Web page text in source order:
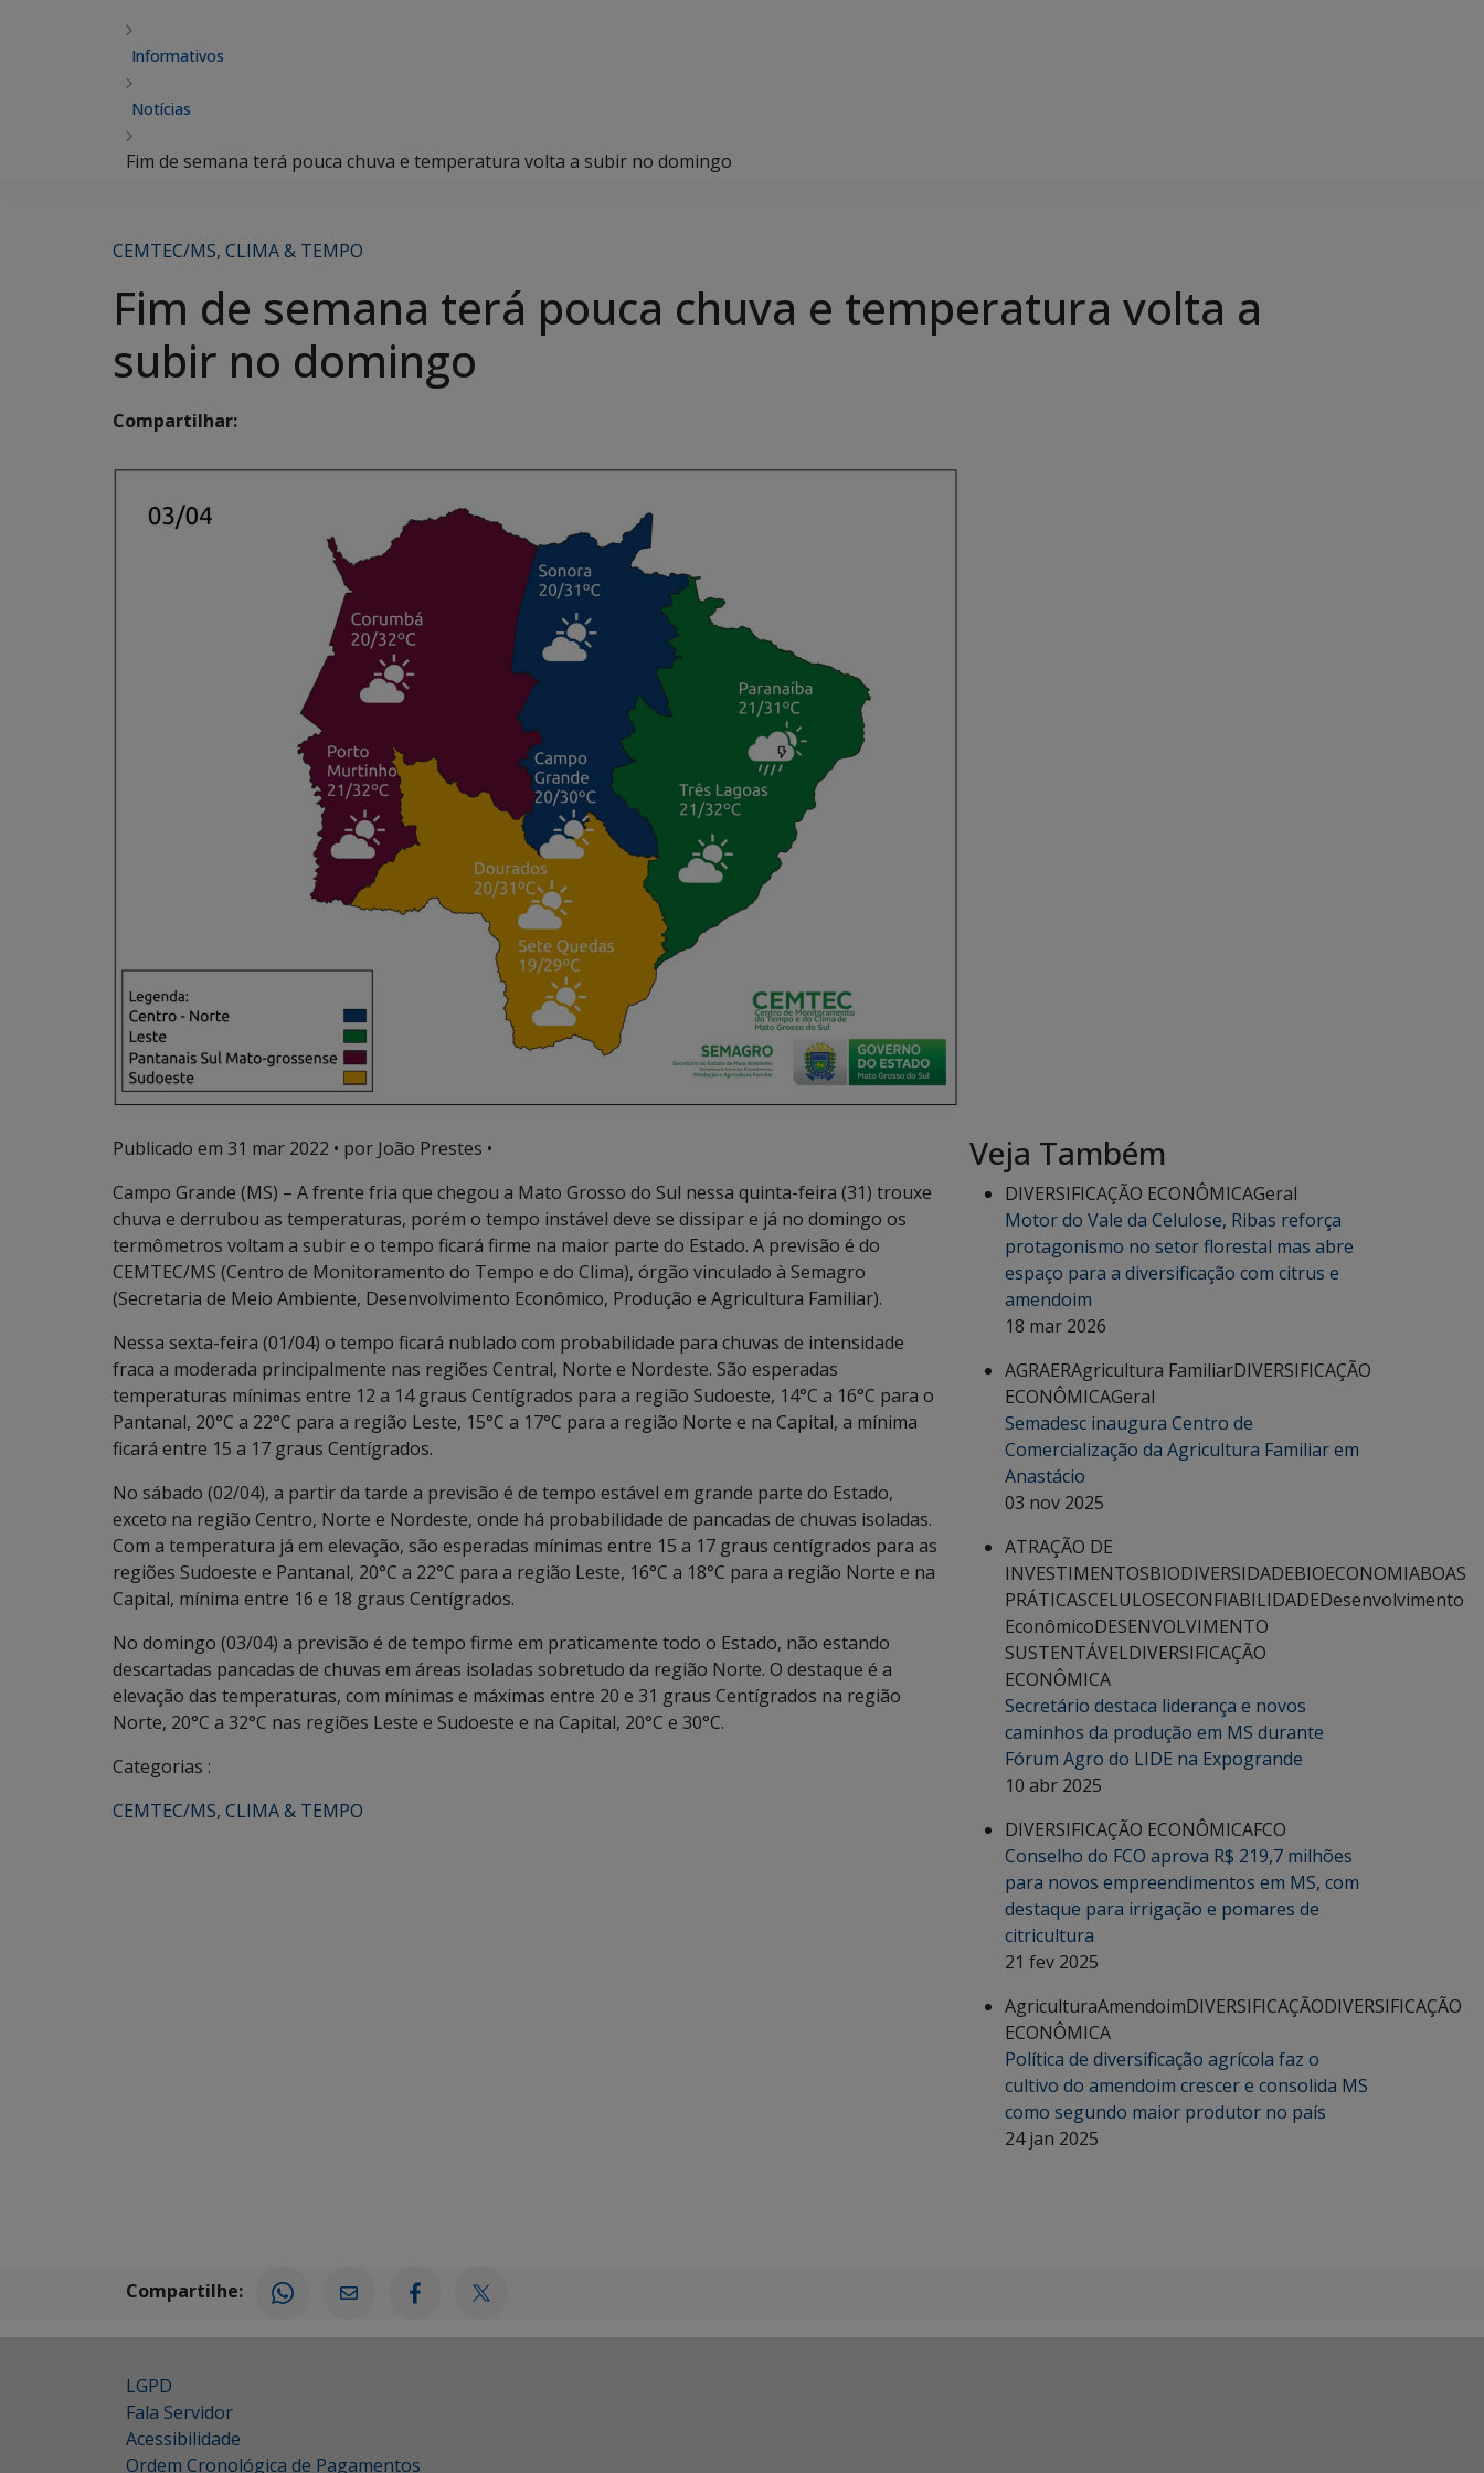
Informativos
Notícias
Fim de semana terá pouca chuva e temperatura volta a subir no domingo
CEMTEC/MS, CLIMA & TEMPO
Fim de semana terá pouca chuva e temperatura volta a
subir no domingo
Compartilhar:
Publicado em 31 mar 2022 • por João Prestes •
Campo Grande (MS) – A frente fria que chegou a Mato Grosso do Sul nessa quinta-feira (31) trouxe
chuva e derrubou as temperaturas, porém o tempo instável deve se dissipar e já no domingo os
termômetros voltam a subir e o tempo ficará firme na maior parte do Estado. A previsão é do
CEMTEC/MS (Centro de Monitoramento do Tempo e do Clima), órgão vinculado à Semagro
(Secretaria de Meio Ambiente, Desenvolvimento Econômico, Produção e Agricultura Familiar).
Nessa sexta-feira (01/04) o tempo ficará nublado com probabilidade para chuvas de intensidade
fraca a moderada principalmente nas regiões Central, Norte e Nordeste. São esperadas
temperaturas mínimas entre 12 a 14 graus Centígrados para a região Sudoeste, 14°C a 16°C para o
Pantanal, 20°C a 22°C para a região Leste, 15°C a 17°C para a região Norte e na Capital, a mínima
ficará entre 15 a 17 graus Centígrados.
No sábado (02/04), a partir da tarde a previsão é de tempo estável em grande parte do Estado,
exceto na região Centro, Norte e Nordeste, onde há probabilidade de pancadas de chuvas isoladas.
Com a temperatura já em elevação, são esperadas mínimas entre 15 a 17 graus centígrados para as
regiões Sudoeste e Pantanal, 20°C a 22°C para a região Leste, 16°C a 18°C para a região Norte e na
Capital, mínima entre 16 e 18 graus Centígrados.
No domingo (03/04) a previsão é de tempo firme em praticamente todo o Estado, não estando
descartadas pancadas de chuvas em áreas isoladas sobretudo da região Norte. O destaque é a
elevação das temperaturas, com mínimas e máximas entre 20 e 31 graus Centígrados na região
Norte, 20°C a 32°C nas regiões Leste e Sudoeste e na Capital, 20°C e 30°C.
Categorias :
CEMTEC/MS, CLIMA & TEMPO
Veja Também
DIVERSIFICAÇÃO ECONÔMICAGeral
Motor do Vale da Celulose, Ribas reforça
protagonismo no setor florestal mas abre
espaço para a diversificação com citrus e
amendoim
18 mar 2026
AGRAERAgricultura FamiliarDIVERSIFICAÇÃO
ECONÔMICAGeral
Semadesc inaugura Centro de
Comercialização da Agricultura Familiar em
Anastácio
03 nov 2025
ATRAÇÃO DE
INVESTIMENTOSBIODIVERSIDADEBIOECONOMIABOAS
PRÁTICASCELULOSECONFIABILIDADEDesenvolvimento
EconômicoDESENVOLVIMENTO
SUSTENTÁVELDIVERSIFICAÇÃO
ECONÔMICA
Secretário destaca liderança e novos
caminhos da produção em MS durante
Fórum Agro do LIDE na Expogrande
10 abr 2025
DIVERSIFICAÇÃO ECONÔMICAFCO
Conselho do FCO aprova R$ 219,7 milhões
para novos empreendimentos em MS, com
destaque para irrigação e pomares de
citricultura
21 fev 2025
AgriculturaAmendoimDIVERSIFICAÇÃODIVERSIFICAÇÃO
ECONÔMICA
Política de diversificação agrícola faz o
cultivo do amendoim crescer e consolida MS
como segundo maior produtor no país
24 jan 2025
Compartilhe:
LGPD
Fala Servidor
Acessibilidade
Ordem Cronológica de Pagamentos